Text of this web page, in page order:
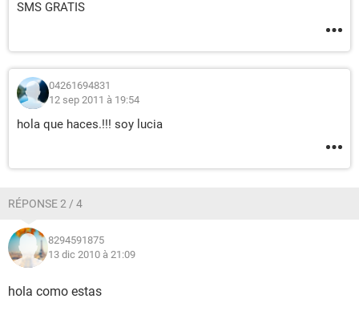
SMS GRATIS
04261694831
12 sep 2011 à 19:54
hola que haces.!!! soy lucia
RÉPONSE 2 / 4
8294591875
13 dic 2010 à 21:09
hola como estas